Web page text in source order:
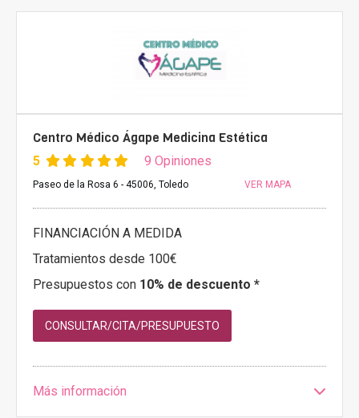
Centro Médico Ágape Medicina Estética
5 9 Opiniones
Paseo de la Rosa 6 - 45006, Toledo VER MAPA
FINANCIACIÓN A MEDIDA
Tratamientos desde 100€
Presupuestos con 10% de descuento *
CONSULTAR/CITA/PRESUPUESTO
Más información